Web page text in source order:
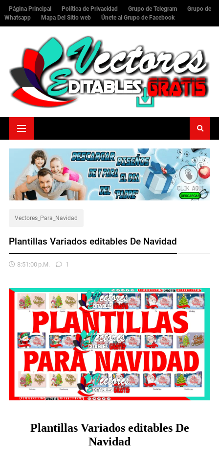
Página Principal Política de Privacidad Grupo de Telegram
Grupo de
Whatsapp
Mapa Del Sitio web Únete al Grupo de Facebook
Vectores_Para_Navidad
Plantillas Variados editables De Navidad
8:51:00 P.m. 1
Plantillas Variados editables De
Navidad